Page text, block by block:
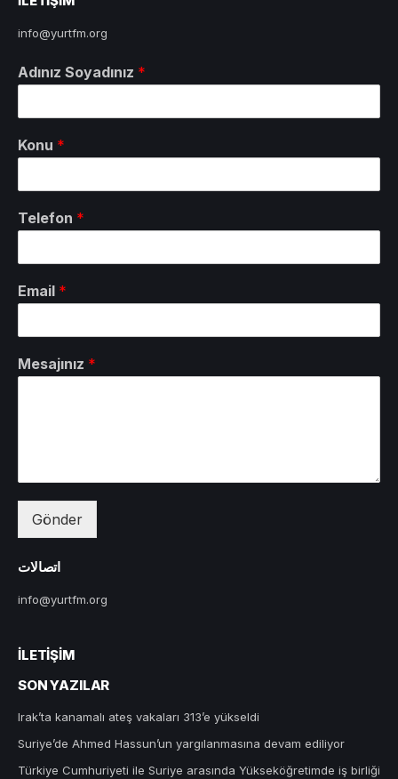
info@yurtfm.org
Adınız Soyadınız *
Konu *
Telefon *
Email *
Mesajınız *
Gönder
اتصالات
info@yurtfm.org
İLETIŞIM
SON YAZILAR
Irak’ta kanamalı ateş vakaları 313’e yükseldi
Suriye’de Ahmed Hassun’un yargılanmasına devam ediliyor
Türkiye Cumhuriyeti ile Suriye arasında Yükseköğretimde iş birliği